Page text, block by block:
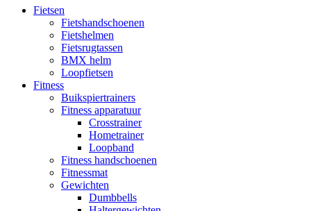
Fietsen
Fietshandschoenen
Fietshelmen
Fietsrugtassen
BMX helm
Loopfietsen
Fitness
Buikspiertrainers
Fitness apparatuur
Crosstrainer
Hometrainer
Loopband
Fitness handschoenen
Fitnessmat
Gewichten
Dumbbells